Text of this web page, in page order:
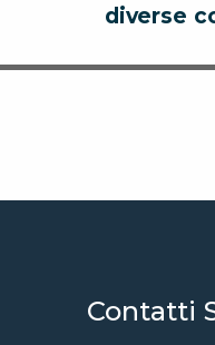
diverse
Contatti